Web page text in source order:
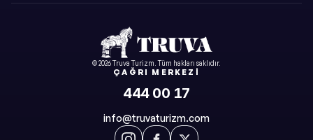
©2026Truva Turizm . Tüm hakları saklıdır.
ÇAĞRI MERKEZI
444 00 17
info@truvaturizm.com